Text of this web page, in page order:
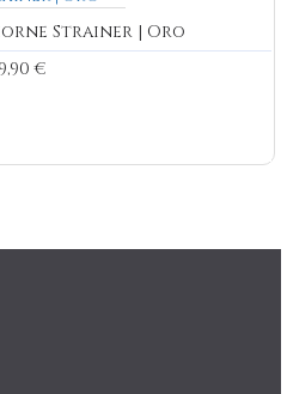
Strainer | Oro
€